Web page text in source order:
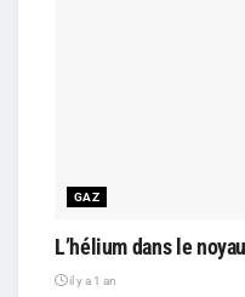
GAZ
L’hélium dans le
il y a 1 an